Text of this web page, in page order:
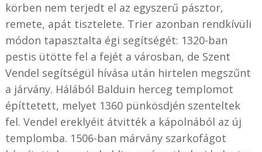
körben nem terjedt el az egyszerű pásztor,
remete, apát tisztelete. Trier azonban rendkívüli
módon tapasztalta égi segítségét: 1320-ban
pestis ütötte fel a fejét a városban, de Szent
Vendel segítségül hívása után hirtelen megszűnt
a járvány. Hálából Balduin herceg templomot
építtetett, melyet 1360 pünkösdjén szenteltek
fel. Vendel ereklyéit átvitték a kápolnából az új
templomba. 1506-ban márvány szarkofágot